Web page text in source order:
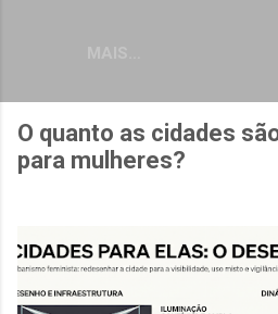
O quanto as cidades
para mulheres?